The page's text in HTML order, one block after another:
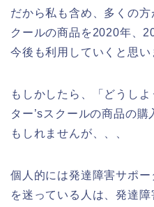
だから私も含め、多くの方
クールの商品を2020年、
今後も利用していくと思い
もしかしたら、「どうし
ター’sスクールの商品の
もしれませんが、、、
個人的には発達障害サポー
を迷っている人は、発達